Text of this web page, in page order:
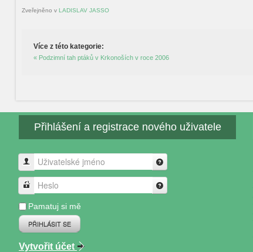
Zveřejněno v LADISLAV JASSO
Více z této kategorie:
« Podzimní tah ptáků v Krkonoších v roce 2006
Přihlášení a registrace nového uživatele
Uživatelské jméno
Heslo
Pamatuj si mě
PŘIHLÁSIT SE
Vytvořit účet